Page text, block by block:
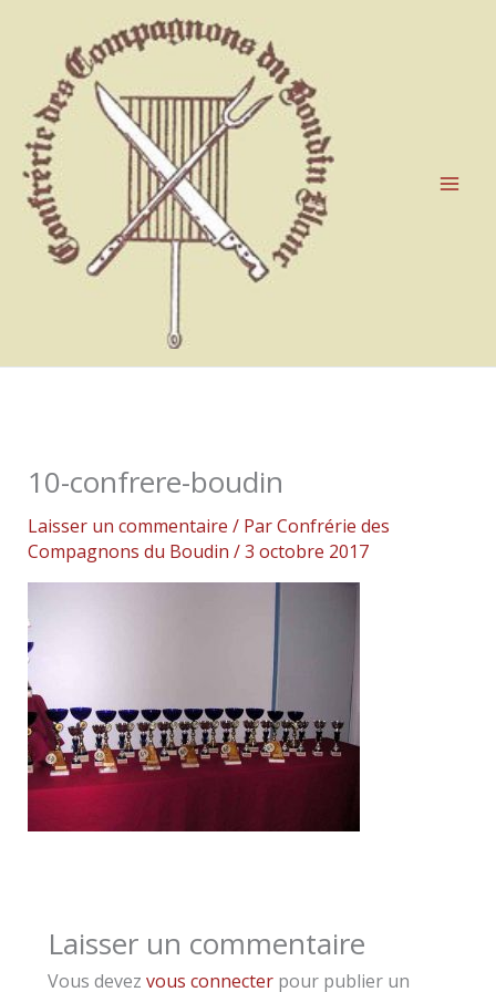
contenu
10-confrere-boudin
Laisser un commentaire / ParConfrérie des
Compagnons du Boudin /3 octobre 2017
Laisser un commentaire
Vous devez vous connecterpour publier un